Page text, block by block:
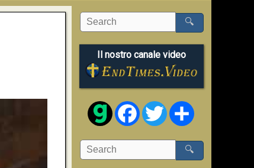
🔍
Il nostro canale video
FacebookTwitter
🔍